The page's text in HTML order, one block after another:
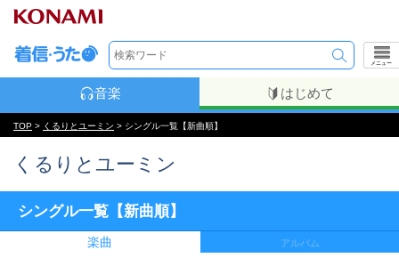
メニュー
音楽 はじめて
TOP > くるりとユーミン > シングル一覧【新曲順】
くるりとユーミン
シングル一覧【新曲順】
楽曲 アルバム